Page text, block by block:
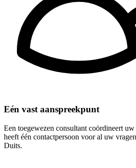
Eén vast aanspreekpunt
Een toegewezen consultant coördineert
heeft één contactpersoon voor al uw
Duits.